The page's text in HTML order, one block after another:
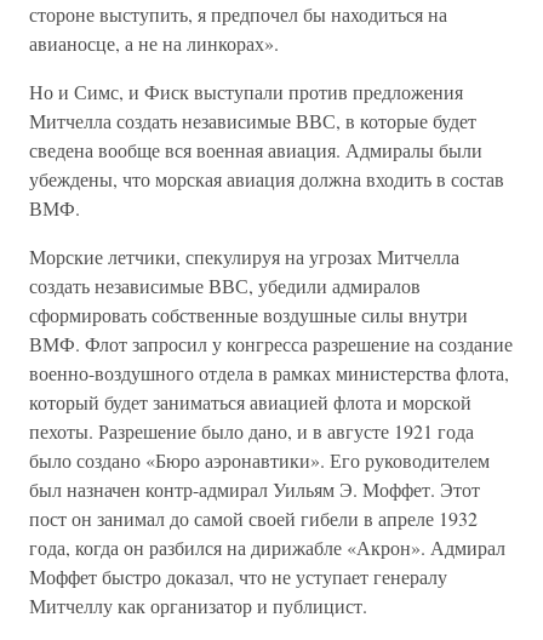
стороне выступить, я предпочел бы находиться на
авианосце, а не на линкорах».
Но и Симс, и Фиск выступали против предложения
Митчелла создать независимые ВВС, в которые будет
сведена вообще вся военная авиация. Адмиралы были
убеждены, что морская авиация должна входить в состав
ВМФ.
Морские летчики, спекулируя на угрозах Митчелла
создать независимые ВВС, убедили адмиралов
сформировать собственные воздушные силы внутри
ВМФ. Флот запросил у конгресса разрешение на создание
военно-воздушного отдела в рамках министерства флота,
который будет заниматься авиацией флота и морской
пехоты. Разрешение было дано, и в августе 1921 года
было создано «Бюро аэронавтики». Его руководителем
был назначен контр-адмирал Уильям Э. Моффет. Этот
пост он занимал до самой своей гибели в апреле 1932
года, когда он разбился на дирижабле «Акрон». Адмирал
Моффет быстро доказал, что не уступает генералу
Митчеллу как организатор и публицист.